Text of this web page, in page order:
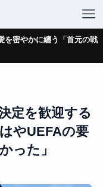
を密やかに纏う「首元の戦
定を歓迎する
やUEFAの要
った」